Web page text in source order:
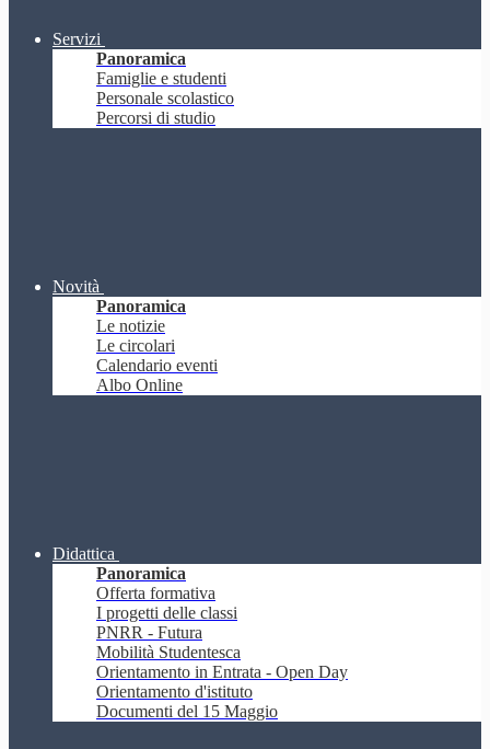
Servizi
Panoramica
Famiglie e studenti
Personale scolastico
Percorsi di studio
Novità
Panoramica
Le notizie
Le circolari
Calendario eventi
Albo Online
Didattica
Panoramica
Offerta formativa
I progetti delle classi
PNRR - Futura
Mobilità Studentesca
Orientamento in Entrata - Open Day
Orientamento d'istituto
Documenti del 15 Maggio